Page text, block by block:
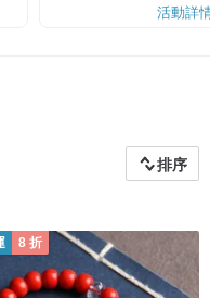
礦產地，湘西的硃砂石藏量豐
光彩照人，觀賞俱佳。
活動詳
排序
8 折